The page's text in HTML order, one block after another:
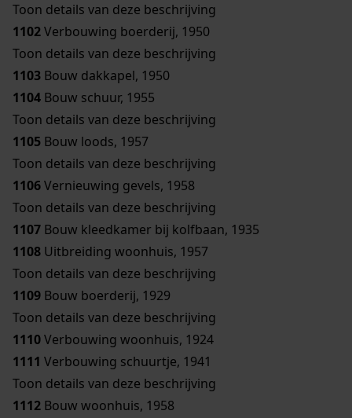
Toon details van deze beschrijving
1102Verbouwing boerderij, 1950
Toon details van deze beschrijving
1103 Bouw dakkapel, 1950
1104 Bouw schuur, 1955
Toon details van deze beschrijving
1105 Bouw loods, 1957
Toon details van deze beschrijving
1106Vernieuwing gevels, 1958
Toon details van deze beschrijving
1107 Bouw kleedkamer bij kolfbaan, 1935
1108 Uitbreiding woonhuis, 1957
Toon details van deze beschrijving
1109 Bouw boerderij, 1929
Toon details van deze beschrijving
1110Verbouwing woonhuis, 1924
1111 Verbouwing schuurtje, 1941
Toon details van deze beschrijving
1112 Bouw woonhuis, 1958